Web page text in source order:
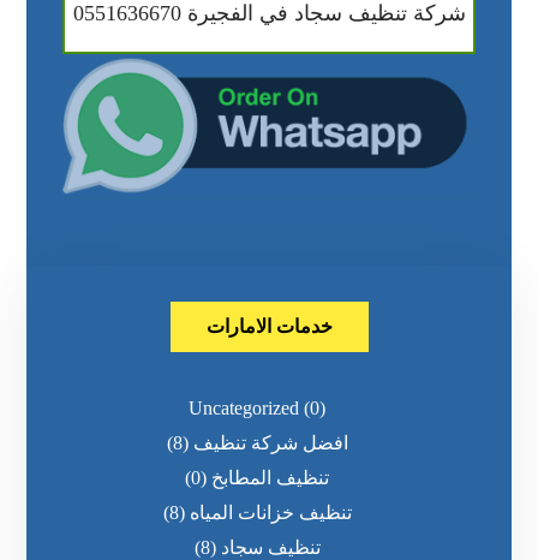
شركة تنظيف سجاد في الفجيرة 0551636670
خدمات الامارات
Uncategorized (0)
افضل شركة تنظيف (8)
تنظيف المطابخ (0)
تنظيف خزانات المياه (8)
تنظيف سجاد (8)